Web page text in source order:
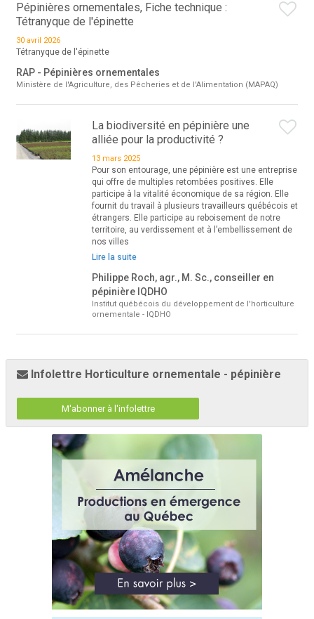
Pépinières ornementales, Fiche technique :
Tétranyque de l'épinette
30 avril 2026
Tétranyque de l'épinette
RAP - Pépinières ornementales
Ministère de l'Agriculture, des Pêcheries et de l'Alimentation (MAPAQ)
La biodiversité en pépinière une
alliée pour la productivité ?
13 mars 2025
Pour son entourage, une pépinière est une entreprise
qui offre de multiples retombées positives. Elle
participe à la vitalité économique de sa région. Elle
fournit du travail à plusieurs travailleurs québécois et
étrangers. Elle participe au reboisement de notre
territoire, au verdissement et à l’embellissement de
nos villes
Lire la suite
Philippe Roch, agr., M. Sc., conseiller en
pépinière IQDHO
Institut québécois du développement de l'horticulture
ornementale - IQDHO
Infolettre Horticulture ornementale - pépinière
M'abonner à l'infolettre